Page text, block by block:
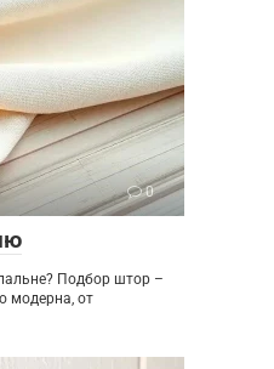
0
Подбор штор –
модерна, от